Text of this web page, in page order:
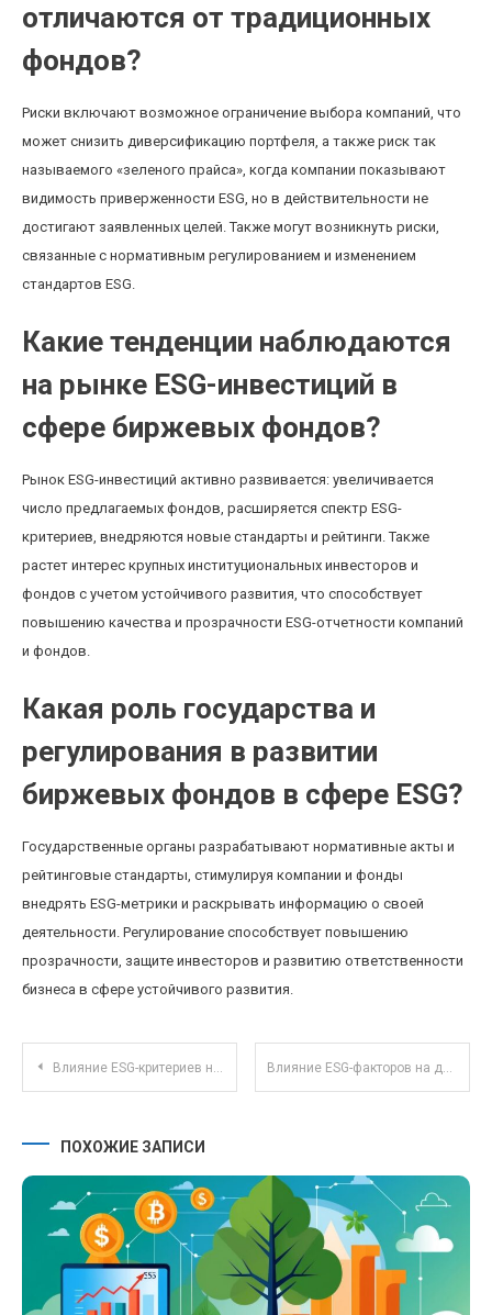
отличаются от традиционных
фондов?
Риски включают возможное ограничение выбора компаний, что
может снизить диверсификацию портфеля, а также риск так
называемого «зеленого прайса», когда компании показывают
видимость приверженности ESG, но в действительности не
достигают заявленных целей. Также могут возникнуть риски,
связанные с нормативным регулированием и изменением
стандартов ESG.
Какие тенденции наблюдаются
на рынке ESG-инвестиций в
сфере биржевых фондов?
Рынок ESG-инвестиций активно развивается: увеличивается
число предлагаемых фондов, расширяется спектр ESG-
критериев, внедряются новые стандарты и рейтинги. Также
растет интерес крупных институциональных инвесторов и
фондов с учетом устойчивого развития, что способствует
повышению качества и прозрачности ESG-отчетности компаний
и фондов.
Какая роль государства и
регулирования в развитии
биржевых фондов в сфере ESG?
Государственные органы разрабатывают нормативные акты и
рейтинговые стандарты, стимулируя компании и фонды
внедрять ESG-метрики и раскрывать информацию о своей
деятельности. Регулирование способствует повышению
прозрачности, защите инвесторов и развитию ответственности
бизнеса в сфере устойчивого развития.
Навигация по записям
Влияние ESG-критериев на доходность корпоративных облигаций в России Влияние ESG-факторов на доходность государственных облигаций в 2025 году
ПОХОЖИЕ ЗАПИСИ